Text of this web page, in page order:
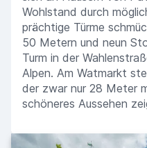
Wohlstand durch
prächtige Türme
50 Metern und neun
Turm in der
Alpen. Am Watmarkt
der zwar nur 28 Meter
schöneres Aussehen